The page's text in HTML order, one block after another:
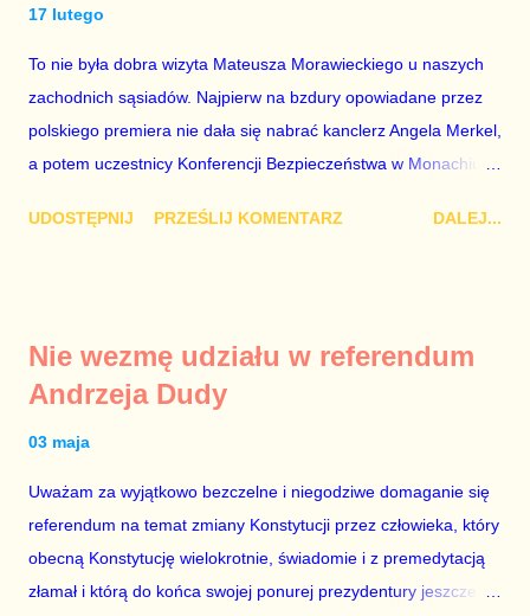
znowu dał się złamać partii Jarosława Kaczyńskiego. Znowu,
bo w 2007 roku też tak się stało. Na kilka tygodni przed
przedterminowymi wyborami parlamentarnymi do biur Solorza
politycy PiS wysłali Agencję Bezpieczeństwa Wewnętrznego, a
17 lutego
To nie była dobra wizyta Mateusza Morawieckiego u naszych
zachodnich sąsiadów. Najpierw na bzdury opowiadane przez
polskiego premiera nie dała się nabrać kanclerz Angela Merkel,
a potem uczestnicy Konferencji Bezpieczeństwa w Monachium.
Merkel i Morawieckiego narastało we mnie zażenowanie. Było
brednie, że Polska może być motorem wzrostu gospodarczego
całej Unii Europejskiej. To tak, jakby rower miał ciągnąć
z roku 1951, czyli czasów stalinizmu. To pewnie dlatego, że nie
chciało mu przejść przez gardło pochwalenie gospodarczej
sytuacji naszego kraju z lat 2007-2015. Bardzo to małe i
smutne – niegodne premiera polskiego rządu. Generalnie, M...
UDOSTĘPNIJ PRZEŚLIJ KOMENTARZ DALEJ...
Nie wezmę udziału w referendum
Andrzeja Dudy
03 maja
Uważam za wyjątkowo bezczelne i niegodziwe domaganie się
referendum na temat zmiany Konstytucji przez człowieka, który
obecną Konstytucję wielokrotnie, świadomie i z premedytacją
złamał i którą do końca swojej ponurej prezydentury jeszcze